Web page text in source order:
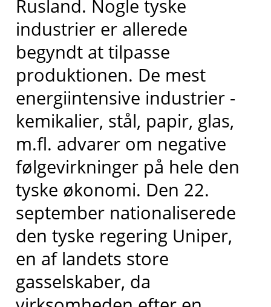
Rusland. Nogle tyske
industrier er allerede
begyndt at tilpasse
produktionen. De mest
energiintensive industrier -
kemikalier, stål, papir, glas,
m.fl. advarer om negative
følgevirkninger på hele den
tyske økonomi. Den 22.
september nationaliserede
den tyske regering Uniper,
en af landets store
gasselskaber, da